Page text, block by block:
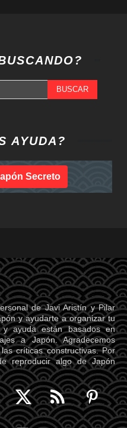
BUSCAR
AYUDA?
Secreto
de Javi Aristín y Pilar
y ayudarte a organizar tu
y ayuda están basados en
a Japón. Agradecemos
críticas constructivas. Por
reproducir algo de Japón